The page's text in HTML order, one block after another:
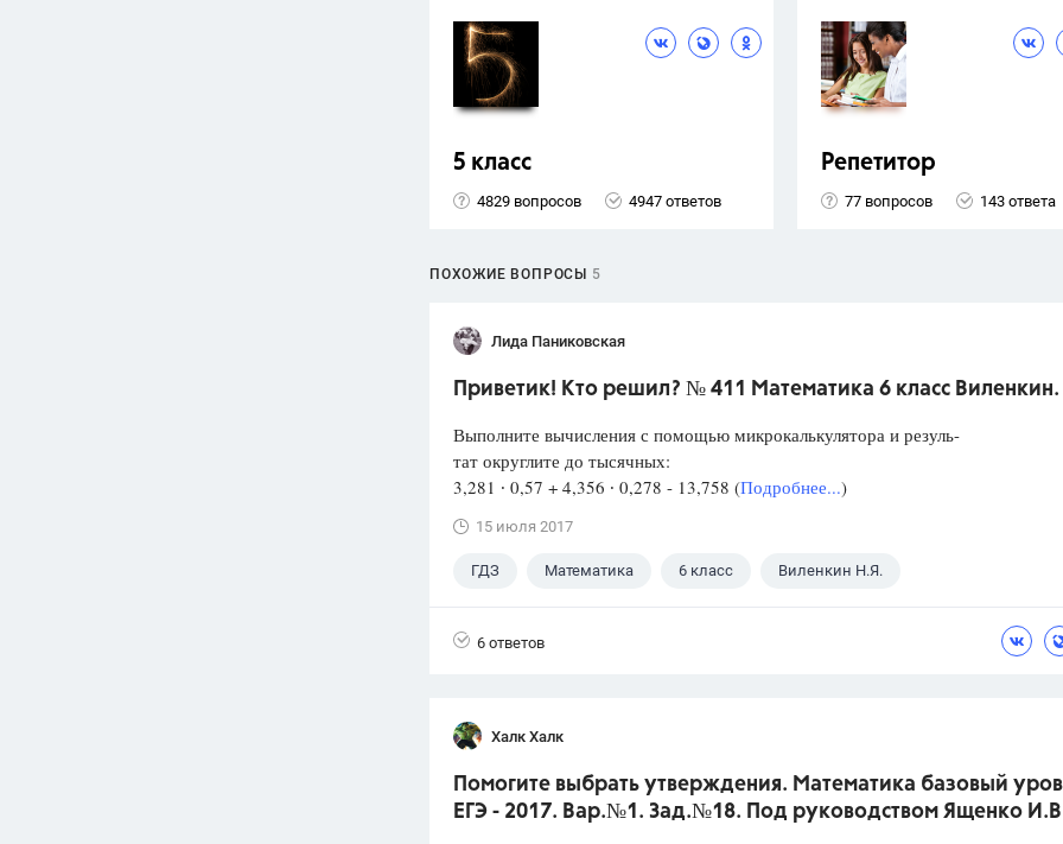
5 класс
4829 вопросов 4947 ответов
Репетитор
77 вопросов 143 ответа
ПОХОЖИЕ ВОПРОСЫ 5
Лида Паниковская
Приветик! Кто решил? № 411 Математика 6 класс Виленкин.
Выполните вычисления с помощью микрокалькулятора и резуль-
тат округлите до тысячных:
3,281 ∙ 0,57 + 4,356 ∙ 0,278 - 13,758 (Подробнее...)
15 июля 2017
ГДЗ Математика 6 класс Виленкин Н.Я.
6 ответов
Халк Халк
Помогите выбрать утверждения. Математика базовый
ЕГЭ - 2017. Вар.№1. Зад.№18. Под руководством Ященко